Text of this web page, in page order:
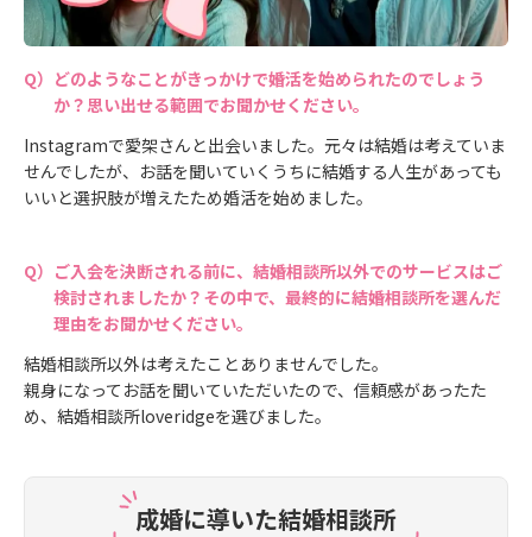
どのようなことがきっかけで婚活を始められたのでしょう
か？思い出せる範囲でお聞かせください。
Instagramで愛架さんと出会いました。元々は結婚は考えていま
せんでしたが、お話を聞いていくうちに結婚する人生があっても
いいと選択肢が増えたため婚活を始めました。
ご入会を決断される前に、結婚相談所以外でのサービスはご
検討されましたか？その中で、最終的に結婚相談所を選んだ
理由をお聞かせください。
結婚相談所以外は考えたことありませんでした。
親身になってお話を聞いていただいたので、信頼感があったた
め、結婚相談所loveridgeを選びました。
成婚に導いた結婚相談所